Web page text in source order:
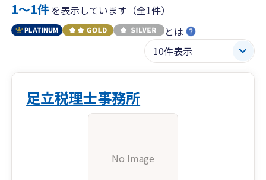
1〜1件を表示しています（全1件）
とは
足立税理士事務所
No Image